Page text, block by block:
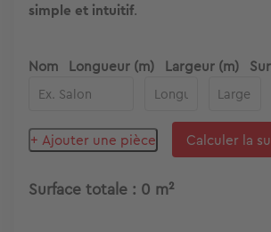
simple et intuitif.
Nom Longueur (m) Largeur (m)
+ Ajouter une pièce Calculer la
Surface totale : 0 m²